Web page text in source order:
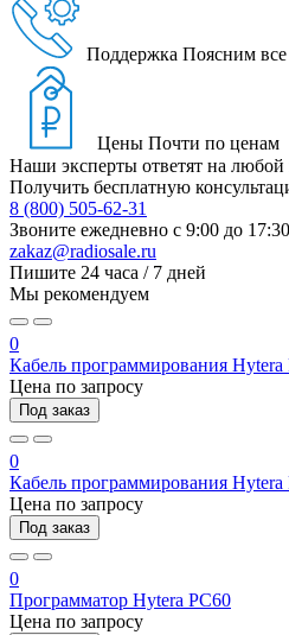
Поддержка Поясним
Цены Почти по ценам
Наши эксперты ответят на
Получить бесплатную
8 (800) 505-62-31
Звоните ежедневно с 9:00 до 17:30
zakaz@radiosale.ru
Пишите 24 часа / 7 дней
Мы рекомендуем
0
Кабель программирования
Цена по запросу
Под заказ
0
Кабель программирования
Цена по запросу
Под заказ
0
Программатор Hytera PC60
Цена по запросу